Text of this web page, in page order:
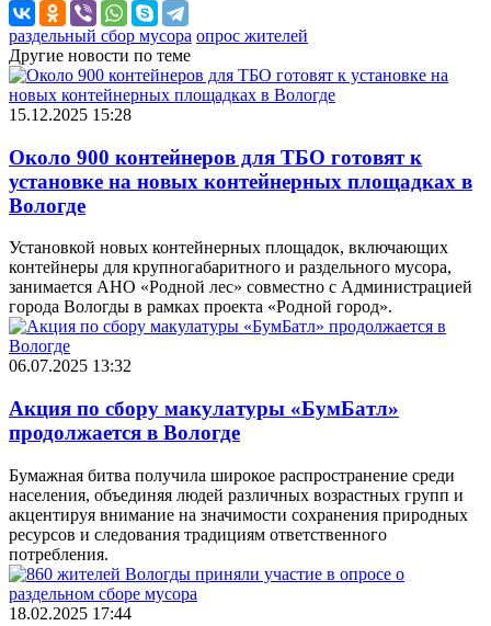
раздельный сбор мусора опрос жителей
Другие новости по теме
15.12.2025 15:28
Около 900 контейнеров для ТБО готовят к
установке на новых контейнерных площадках в
Вологде
Установкой новых контейнерных площадок, включающих
контейнеры для крупногабаритного и раздельного мусора,
занимается АНО «Родной лес» совместно с Администрацией
города Вологды в рамках проекта «Родной город».
06.07.2025 13:32
Акция по сбору макулатуры «БумБатл»
продолжается в Вологде
Бумажная битва получила широкое распространение среди
населения, объединяя людей различных возрастных групп и
акцентируя внимание на значимости сохранения природных
ресурсов и следования традициям ответственного
потребления.
18.02.2025 17:44